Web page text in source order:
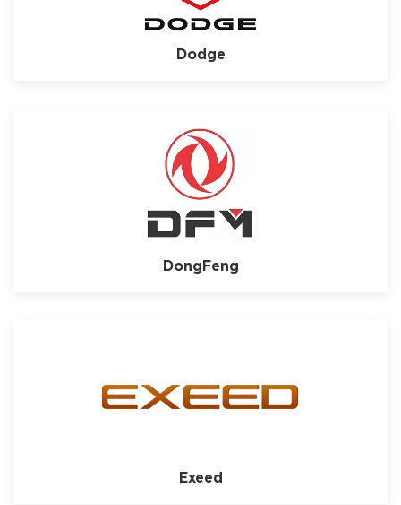
Dodge
DongFeng
Exeed